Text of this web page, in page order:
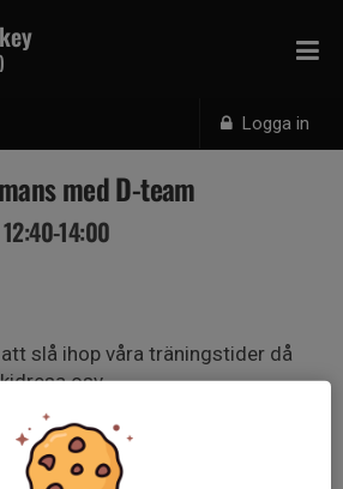
Logga in
med D-team
14:00
slå ihop våra träningstider då
osv.